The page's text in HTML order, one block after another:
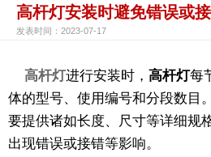
高杆灯安装时避免错误或
发表时间：2023-07-17
高杆灯进行安装时， 高杆灯每
体的型号、使用编号和分段数目
要提供诸如长度、尺寸等详细规
出现错误或接错等影响。